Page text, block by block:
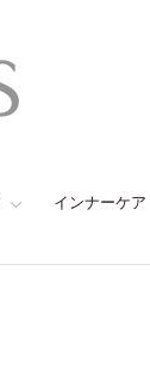
インナーケア